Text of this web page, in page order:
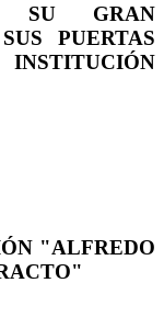
SU GRAN
PUERTAS
"ALFREDO